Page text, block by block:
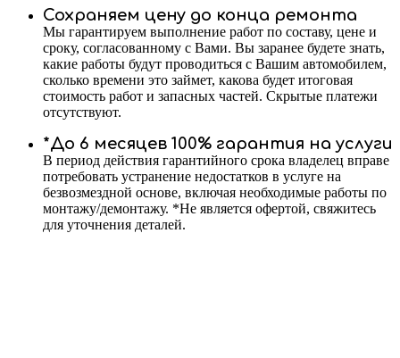
Сохраняем цену до конца ремонта
Мы гарантируем выполнение работ по составу, цене и
сроку, согласованному с Вами. Вы заранее будете знать,
какие работы будут проводиться с Вашим автомобилем,
сколько времени это займет, какова будет итоговая
стоимость работ и запасных частей. Скрытые платежи
отсутствуют.
*До 6 месяцев 100% гарантия на услуги
В период действия гарантийного срока владелец вправе
потребовать устранение недостатков в услуге на
безвозмездной основе, включая необходимые работы по
монтажу/демонтажу. *Не является офертой, свяжитесь
для уточнения деталей.